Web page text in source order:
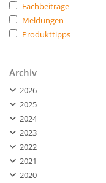
Fachbeiträge
Meldungen
Produkttipps
Archiv
2026
2025
2024
2023
2022
2021
2020